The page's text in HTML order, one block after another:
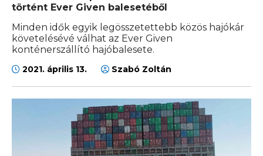
történt Ever Given balesetéből
Minden idők egyik legösszetettebb közös hajókár
követelésévé válhat az Ever Given
konténerszállító hajóbalesete.
2021. április 13. Szabó Zoltán